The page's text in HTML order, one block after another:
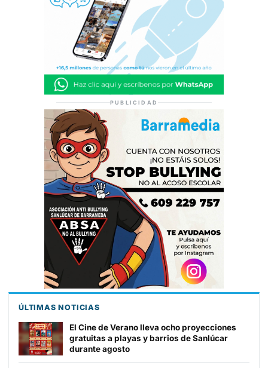
PUBLICIDAD
ÚLTIMAS NOTICIAS
El Cine de Verano lleva ocho proyecciones
gratuitas a playas y barrios de Sanlúcar
durante agosto